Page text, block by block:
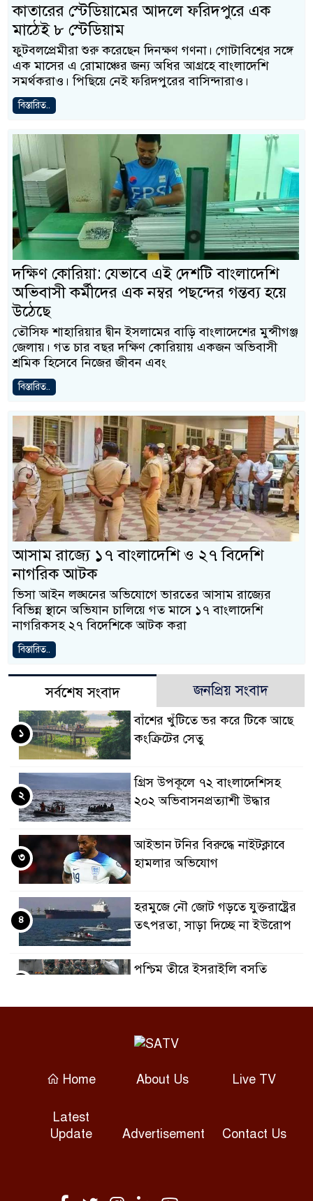
কাতারের স্টেডিয়ামের আদলে ফরিদপুরে এক
মাঠেই ৮ স্টেডিয়াম
ফুটবলপ্রেমীরা শুরু করেছেন দিনক্ষণ গণনা। গোটাবিশ্বের সঙ্গে
এক মাসের এ রোমাঞ্চের জন্য অধির আগ্রহে বাংলাদেশি
সমর্থকরাও। পিছিয়ে নেই ফরিদপুরের বাসিন্দারাও।
বিস্তারিত..
দক্ষিণ কোরিয়া: যেভাবে এই দেশটি বাংলাদেশি
অভিবাসী কর্মীদের এক নম্বর পছন্দের গন্তব্য হয়ে
উঠেছে
তৌসিফ শাহারিয়ার দ্বীন ইসলামের বাড়ি বাংলাদেশের মুন্সীগঞ্জ
জেলায়। গত চার বছর দক্ষিণ কোরিয়ায় একজন অভিবাসী
শ্রমিক হিসেবে নিজের জীবন এবং
বিস্তারিত..
আসাম রাজ্যে ১৭ বাংলাদেশি ও ২৭ বিদেশি
নাগরিক আটক
ভিসা আইন লঙ্ঘনের অভিযোগে ভারতের আসাম রাজ্যের
বিভিন্ন স্থানে অভিযান চালিয়ে গত মাসে ১৭ বাংলাদেশি
নাগরিকসহ ২৭ বিদেশিকে আটক করা
বিস্তারিত..
সর্বশেষ সংবাদ জনপ্রিয় সংবাদ
বাঁশের খুঁটিতে ভর করে টিকে আছে
কংক্রিটের সেতু
১
গ্রিস উপকূলে ৭২ বাংলাদেশিসহ
২০২ অভিবাসনপ্রত্যাশী উদ্ধার
২
আইভান টনির বিরুদ্ধে নাইটক্লাবে
হামলার অভিযোগ
৩
হরমুজে নৌ জোট গড়তে যুক্তরাষ্ট্রের
তৎপরতা, সাড়া দিচ্ছে না ইউরোপ
৪
পশ্চিম তীরে ইসরাইলি বসতি
ফিলিস্তিনিরা
আওয়ামীলীগের প্রতি নমনীয়
পুতুল
করলেন এসবি প্রধান সরদার নুরুল
Home About Us Live TV
Latest
Update
Advertisement Contact Us